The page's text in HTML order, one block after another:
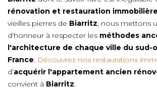
rénovation et restauration immobilière
vieilles pierres de Biarritz, nous mettons
d'honneur à respecter les méthodes
l'architecture de chaque ville du sud-
France. Découvrez nos restaurations
d’acquérir l'appartement ancien
convient à Biarritz.